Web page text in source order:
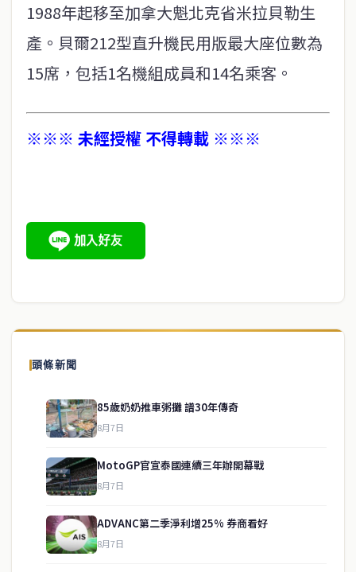
1988年起移至加拿大魁北克省米拉貝勒生
產。貝爾212型直升機民用版最大座位數為
15席，包括1名機組成員和14名乘客。
※※※ 未經授權 不得轉載 ※※※
頭條新聞
85歲奶奶推車粥攤 譜30年傳奇
8月7日
MotoGP官宣泰國連續三年辦開幕戰
8月7日
ADVANC第二季淨利增25% 券商看好
8月7日